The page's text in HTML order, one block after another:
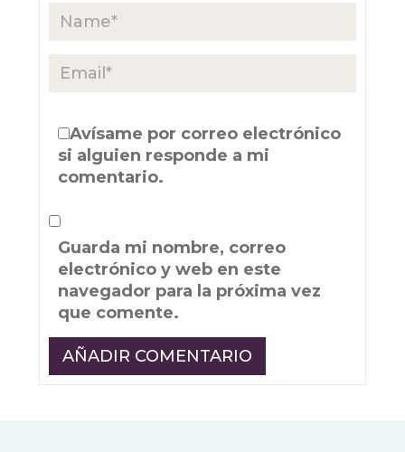
Avísame por correo electrónico
si alguien responde a mi
comentario.
Guarda mi nombre, correo
electrónico y web en este
navegador para la próxima vez
que comente.